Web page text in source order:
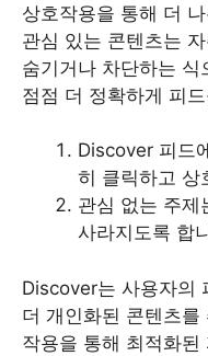
상호작용을 통해 더
관심 있는 콘텐츠는
숨기거나 차단하는
점점 더 정확하게 피
Discover 피드
히 클릭하고 상
관심 없는 주제
사라지도록 합
Discover는 사용자의
더 개인화된 콘텐츠
작용을 통해 최적화